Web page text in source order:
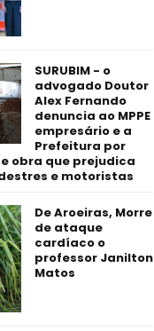
SURUBIM - o
advogado Doutor
Alex Fernando
denuncia ao MPPE
empresário e a
Prefeitura por
obra que prejudica
e motoristas
De Aroeiras, Morre
de ataque
cardíaco o
professor Janilton
Matos